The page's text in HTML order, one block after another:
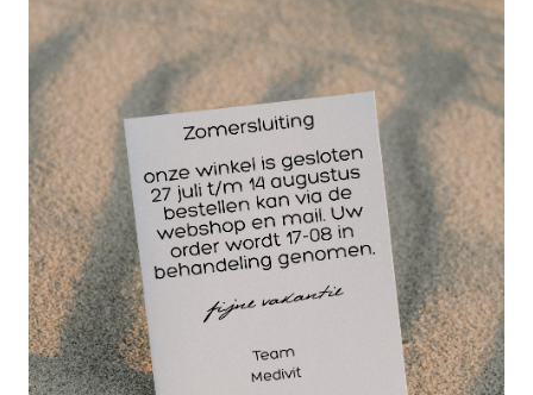
gebruiken in jouw massagepraktijk. Dit pompje past
op de Verana massageolieflessen van 1 liter en is
herbruikbaar, dus je kunt het na gebruik gewoon
schoonmaken en opnieuw gebruiken voor een
andere fles.
Dit handige pompje is geschikt voor de ZenGrowth
250ml flesjes, de ZenGrowth 1 liter flessen en de
Verana 1 liter flessen. Let op dat het niet past op de
Verana 250ml flesjes.
Let op: soms kan het buisje van het pompje net iets
te lang zijn, wat ervoor kan zorgen dat het knikt en
niet goed werkt. Dit is eenvoudig op te lossen door